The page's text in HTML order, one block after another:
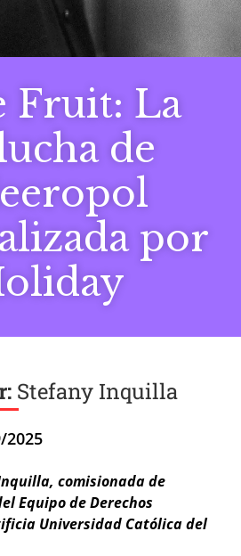
Fruit: La
de
por
Stefany Inquilla
comisionada de
Equipo de Derechos
Universidad Católica del
2025